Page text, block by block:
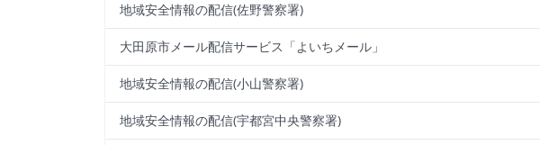
地域安全情報の配信(佐野警察署)
大田原市メール配信サービス「よいちメール」
地域安全情報の配信(小山警察署)
地域安全情報の配信(宇都宮中央警察署)